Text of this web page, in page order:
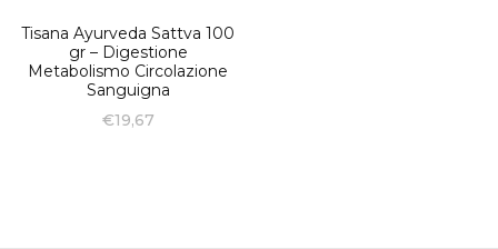
Tisana Ayurveda Sattva 100
gr – Digestione
Metabolismo Circolazione
Sanguigna
€19,67